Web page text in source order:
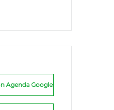
Agenda Google